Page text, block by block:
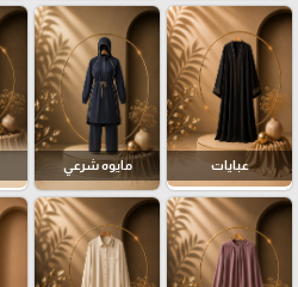
عبايات مايوه شرعي